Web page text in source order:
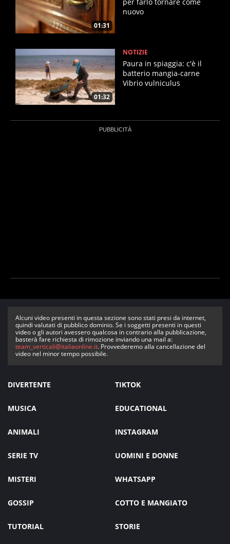
01:31
nuovo
01:32
NOTIZIE
Paura in spiaggia: c'è il
batterio mangia-carne
Vibrio vulniculus
Alcuni video presenti in questa sezione sono stati presi da internet,
quindi valutati di pubblico dominio. Se i soggetti presenti in questi
video o gli autori avessero qualcosa in contrario alla pubblicazione,
basterà fare richiesta di rimozione inviando una mail a:
team_verticali@italiaonline.it. Provvederemo alla cancellazione del
video nel minor tempo possibile.
DIVERTENTE TIKTOK
MUSICA EDUCATIONAL
ANIMALI INSTAGRAM
SERIE TV UOMINI E DONNE
MISTERI WHATSAPP
GOSSIP COTTO E MANGIATO
TUTORIAL STORIE